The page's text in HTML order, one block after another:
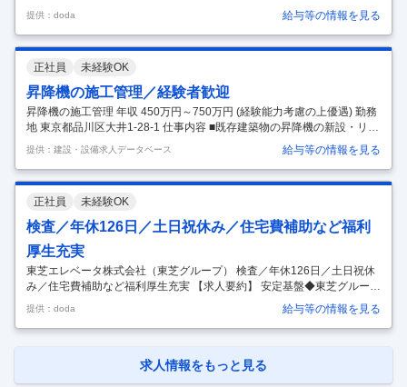
【大井町駅】昇降機(エレベーター、エスカレーター)の施設管理 ※国内
外ランドマーク施設で多数採用 【具体的な仕事内容】 【オフィス、高層
マンション、駅や病院など、国内外の施設で当社のエレベーター、エス
カレーターが多数採用されています／平均勤続年数19.6年】 ■業務概
要： 昇降機(エレベーター・エスカレーター)の新設もしくはリニューア
ル工事の施工管理を行います。 ・工事の事前調査、事前手配 ・営業、技
術など他部署との折衝、調整 ・工事スタート後の監督、監理など
提供：doda 給与等の情報を見る
正社員 未経験OK
昇降機の施工管理／経験者歓迎
昇降機の施工管理 年収 450万円～750万円 (経験能力考慮の上優遇) 勤務
地 東京都品川区大井1-28-1 仕事内容 ■既存建築物の昇降機の新設・リニ
ューアル工事の施工管理を担当していただきます。 【具体的には】 同社
の主力事業は、昇降機を納入している顧客を中心に、マンション・オフ
ィスビル・商業施設等の設備全般のリニューアル工事を受注していま
す。 顧客のニーズによっては新設工事の受注もあり、その担当をしてい
ただく可能性もあります。（新設工事では下請け、リニューアル工事で
は元請け工事を多く受注しています） ・案件種類：マンションやオフィ
スビル等 ・製品：東芝製品の昇降機 ・案件エリア：東京都…
提供：建設・設備求人データベース 給与等の情報を見る
正社員 未経験OK
検査／年休126日／土日祝休み／住宅費補助など福利
厚生充実
東芝エレベータ株式会社（東芝グループ） 検査／年休126日／土日祝休
み／住宅費補助など福利厚生充実 【求人要約】 安定基盤◆東芝グループ
の一員として昇降機業界を牽引 技術を磨く◆独自の研修センターや資格
取得サポート有 働きやすさ◆年休126日・土日祝休み・福利厚生充実 12
万台のエレベーター・エスカレーターの安全を守る スキルとスケールを
るほど、 「スキルの範囲をもっと広げてみたい」 「よりスケールの大き
提供：doda 給与等の情報を見る
求人情報をもっと見る